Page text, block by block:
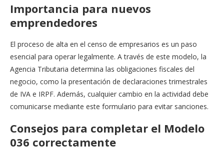
Importancia para nuevos
emprendedores
El proceso de alta en el censo de empresarios es un paso
esencial para operar legalmente. A través de este modelo, la
Agencia Tributaria determina las obligaciones fiscales del
negocio, como la presentación de declaraciones trimestrales
de IVA e IRPF. Además, cualquier cambio en la actividad debe
comunicarse mediante este formulario para evitar sanciones.
Consejos para completar el Modelo
036 correctamente